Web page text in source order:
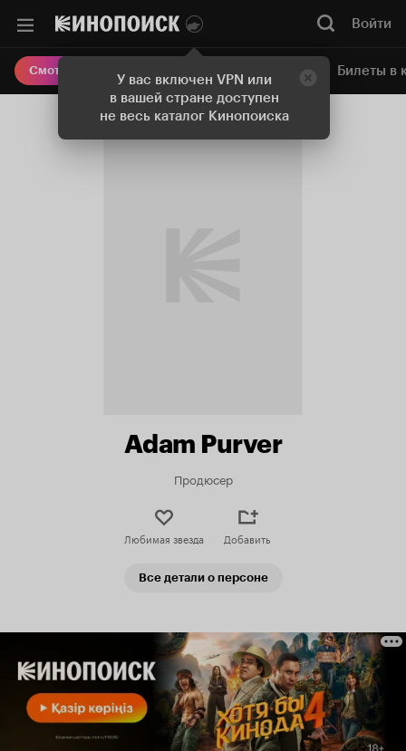
У вас включен VPN или
в вашей стране доступен
не весь каталог Кинопоиска
Войти
Смотреть кино Онлайн-кинотеатр Билеты в
Adam Purver
Продюсер
Любимая звезда Добавить
Все детали о персоне